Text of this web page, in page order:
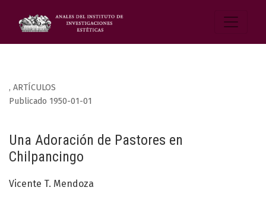
, ARTÍCULOS
Una Adoración de Pastores en
Chilpancingo
Publicado 1950-01-01
Vicente T. Mendoza